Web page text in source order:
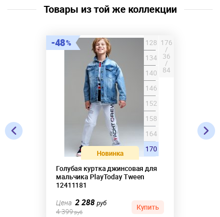
Товары из той же коллекции
48
Голубая куртка джинсовая для
мальчика PlayToday Tween
12411181
128
134
140
146
152
158
164
170
176
/
36
/
84
Цена 2 288 руб
4 399руб
Купить